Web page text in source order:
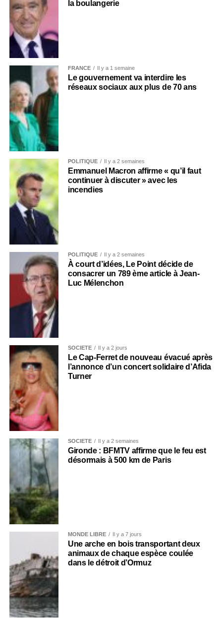
la boulangerie
FRANCE Il y a 1 semaine
Le gouvernement va interdire les
réseaux sociaux aux plus de 70 ans
POLITIQUE Il y a 2 semaines
Emmanuel Macron affirme « qu’il faut
continuer à discuter » avec les
incendies
POLITIQUE Il y a 2 semaines
À court d’idées, Le Point décide de
consacrer un 789 ème article à Jean-
Luc Mélenchon
SOCIÉTÉ Il y a 2 jours
Le Cap-Ferret de nouveau évacué après
l’annonce d’un concert solidaire d’Afida
Turner
SOCIÉTÉ Il y a 2 semaines
Gironde : BFMTV affirme que le feu est
désormais à 500 km de Paris
MONDE LIBRE Il y a 7 jours
Une arche en bois transportant deux
animaux de chaque espèce coulée
dans le détroit d’Ormuz